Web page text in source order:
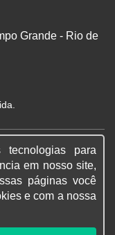
Grande - Rio de
para
em nosso site,
páginas você
e com a nossa